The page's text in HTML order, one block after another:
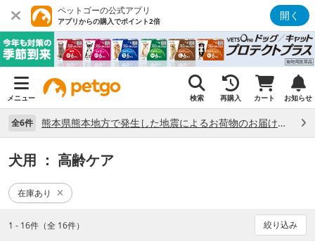
ペットゴーの公式アプリ
アプリからの購入でポイント2倍 開く
メニュー 検索 再購入 カート お知らせ
全6件 熊本県熊本地方で発生した地震によるお荷物のお届け状況について （7/28）
犬用 ： 高齢ケア
在庫あり
1 - 16件（全 16件） 絞り込み